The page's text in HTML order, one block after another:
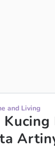
and Living